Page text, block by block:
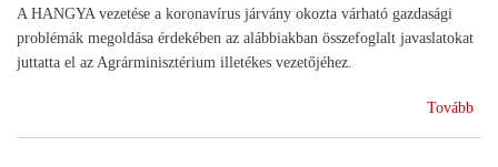
A HANGYA vezetése a koronavírus járvány okozta várható gazdasági
problémák megoldása érdekében az alábbiakban összefoglalt javaslatokat
juttatta el az Agrárminisztérium illetékes vezetőjéhez.
Tovább